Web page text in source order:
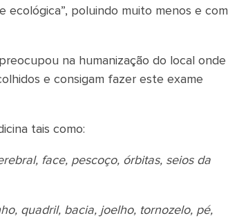
ecológica”, poluindo muito menos e com
na humanização do local onde
e consigam fazer este exame
tais como:
face, pescoço, órbitas, seios da
quadril, bacia, joelho, tornozelo, pé,